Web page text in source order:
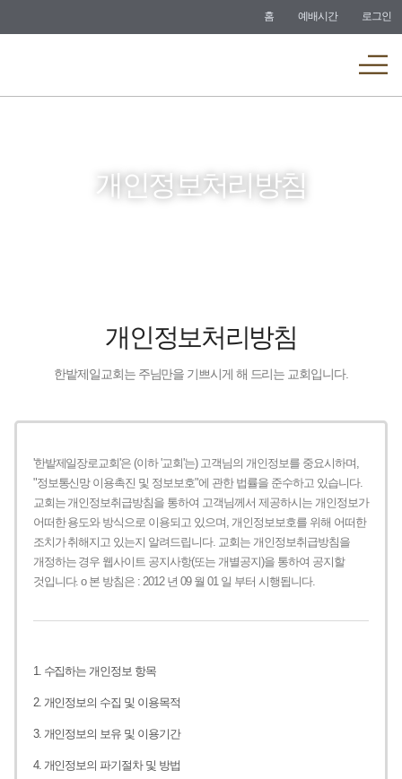
홈 예배시간 로그인
개인정보처리방침
개인정보처리방침
한밭제일교회는 주님만을 기쁘시게 해 드리는 교회입니다.
'한밭제일장로교회'은 (이하 '교회'는) 고객님의 개인정보를 중요시하며,
"정보통신망 이용촉진 및 정보보호"에 관한 법률을 준수하고 있습니다.
교회는 개인정보취급방침을 통하여 고객님께서 제공하시는 개인정보가
어떠한 용도와 방식으로 이용되고 있으며, 개인정보보호를 위해 어떠한
조치가 취해지고 있는지 알려드립니다. 교회는 개인정보취급방침을
개정하는 경우 웹사이트 공지사항(또는 개별공지)을 통하여 공지할
것입니다. ο 본 방침은 : 2012 년 09 월 01 일 부터 시행됩니다.
1. 수집하는 개인정보 항목
2. 개인정보의 수집 및 이용목적
3. 개인정보의 보유 및 이용기간
4. 개인정보의 파기절차 및 방법